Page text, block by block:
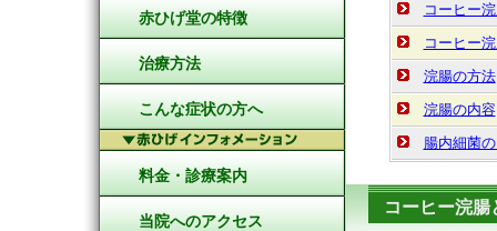
赤ひげ堂の特徴
治療方法
こんな症状の方へ
料金・診療案内
当院へのアクセス
コーヒー
コーヒー
浣腸の方法
浣腸の内容
腸内細菌
コーヒー浣腸